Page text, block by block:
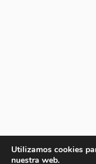
Utilizamos cookies
nuestra web.